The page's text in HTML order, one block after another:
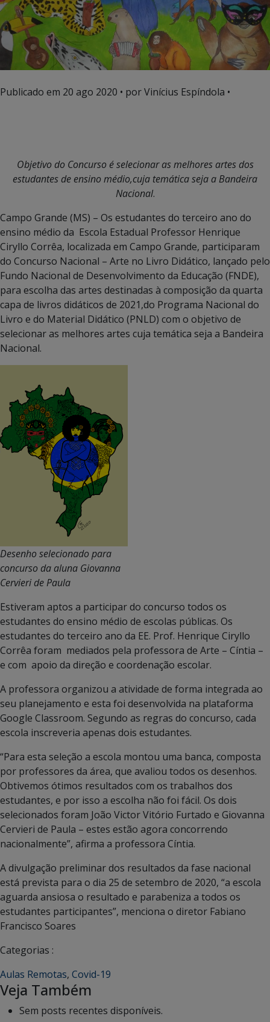
Publicado em 20 ago 2020 • por Vinícius Espíndola •
Objetivo do Concurso é selecionar as melhores artes dos
estudantes de ensino médio,cuja temática seja a Bandeira
Nacional.
Campo Grande (MS) – Os estudantes do terceiro ano do
ensino médio da Escola Estadual Professor Henrique
Ciryllo Corrêa, localizada em Campo Grande, participaram
do Concurso Nacional – Arte no Livro Didático, lançado pelo
Fundo Nacional de Desenvolvimento da Educação (FNDE),
para escolha das artes destinadas à composição da quarta
capa de livros didáticos de 2021,do Programa Nacional do
Livro e do Material Didático (PNLD) com o objetivo de
selecionar as melhores artes cuja temática seja a Bandeira
Nacional.
Desenho selecionado para
concurso da aluna Giovanna
Cervieri de Paula
Estiveram aptos a participar do concurso todos os
estudantes do ensino médio de escolas públicas. Os
estudantes do terceiro ano da EE. Prof. Henrique Ciryllo
Corrêa foram mediados pela professora de Arte – Cíntia –
e com apoio da direção e coordenação escolar.
A professora organizou a atividade de forma integrada ao
seu planejamento e esta foi desenvolvida na plataforma
Google Classroom. Segundo as regras do concurso, cada
escola inscreveria apenas dois estudantes.
“Para esta seleção a escola montou uma banca, composta
por professores da área, que avaliou todos os desenhos.
Obtivemos ótimos resultados com os trabalhos dos
estudantes, e por isso a escolha não foi fácil. Os dois
selecionados foram João Victor Vitório Furtado e Giovanna
Cervieri de Paula – estes estão agora concorrendo
nacionalmente”, afirma a professora Cíntia.
A divulgação preliminar dos resultados da fase nacional
está prevista para o dia 25 de setembro de 2020, “a escola
aguarda ansiosa o resultado e parabeniza a todos os
estudantes participantes”, menciona o diretor Fabiano
Francisco Soares
Categorias :
Aulas Remotas, Covid-19
Veja Também
Sem posts recentes disponíveis.